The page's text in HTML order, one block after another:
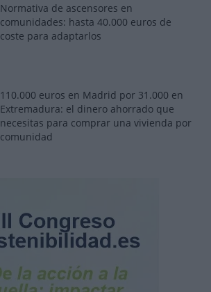
Normativa de ascensores en
comunidades: hasta 40.000 euros de
coste para adaptarlos
110.000 euros en Madrid por 31.000 en
Extremadura: el dinero ahorrado que
necesitas para comprar una vivienda por
comunidad